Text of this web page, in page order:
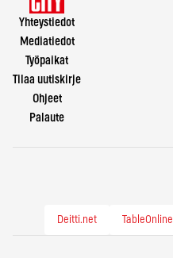
Yhteystiedot
Mediatiedot
Työpaikat
Tilaa uutiskirje
Ohjeet
Palaute
Deitti.net TableOnline